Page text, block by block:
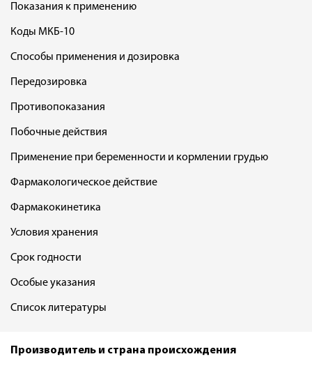
Показания к применению
Коды МКБ-10
Способы применения и дозировка
Передозировка
Противопоказания
Побочные действия
Применение при беременности и кормлении грудью
Фармакологическое действие
Фармакокинетика
Условия хранения
Срок годности
Особые указания
Список литературы
Производитель и страна происхождения